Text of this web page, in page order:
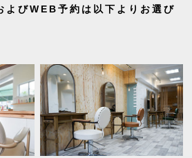
よびWEB予約は以下よりお選び